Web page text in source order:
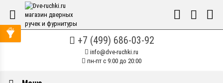
+7 (499) 686-03-92
info@dve-ruchki.ru
пн-пт с 9:00 до 20:00